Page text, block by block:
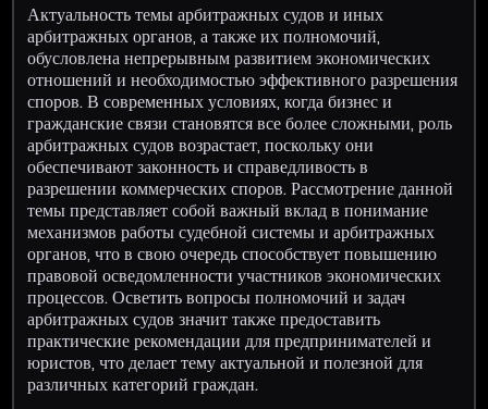
Актуальность темы арбитражных судов и иных
арбитражных органов, а также их полномочий,
обусловлена непрерывным развитием экономических
отношений и необходимостью эффективного разрешения
споров. В современных условиях, когда бизнес и
гражданские связи становятся все более сложными, роль
арбитражных судов возрастает, поскольку они
обеспечивают законность и справедливость в
разрешении коммерческих споров. Рассмотрение данной
темы представляет собой важный вклад в понимание
механизмов работы судебной системы и арбитражных
органов, что в свою очередь способствует повышению
правовой осведомленности участников экономических
процессов. Осветить вопросы полномочий и задач
арбитражных судов значит также предоставить
практические рекомендации для предпринимателей и
юристов, что делает тему актуальной и полезной для
различных категорий граждан.